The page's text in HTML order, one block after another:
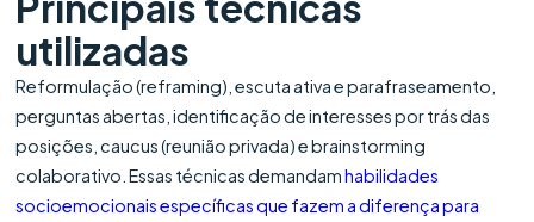
utilizadas
Reformulação (reframing), escuta ativa e parafraseamento,
perguntas abertas, identificação de interesses por trás das
posições, caucus (reunião privada) e brainstorming
colaborativo. Essas técnicas demandamhabilidades
socioemocionais específicas que fazem a diferença para